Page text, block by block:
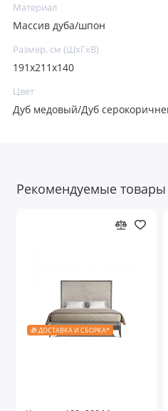
Материал
Массив дуба/шпон
Размер, см (ШхГхВ)
191х211х140
Цвет
Дуб медовый/Дуб
Рекомендуемые товары
🎁 ДОСТАВКА И СБОРКА*